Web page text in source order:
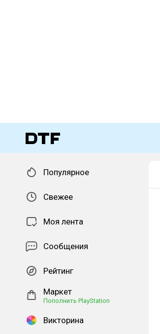
Популярное
Свежее
Моя лента
Сообщения
Рейтинг
Маркет
Пополнить PlayStation
Викторина